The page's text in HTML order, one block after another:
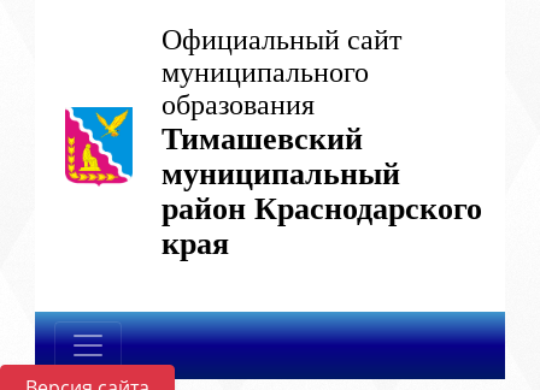
Официальный сайт
муниципального
образования
Тимашевский
муниципальный
район Краснодарского
края